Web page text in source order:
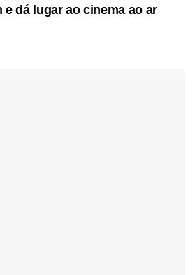
e dá lugar ao cinema ao ar